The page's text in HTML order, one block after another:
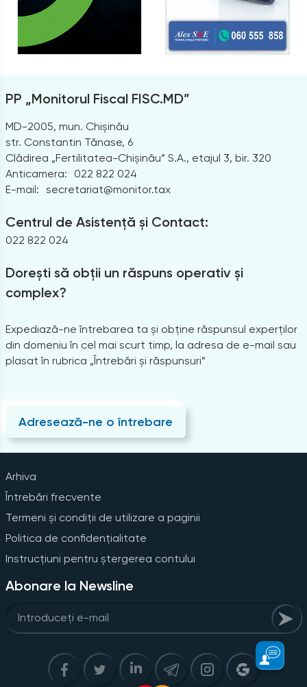
PP „Monitorul Fiscal FISC.MD”
MD-2005, mun. Chișinău
str. Constantin Tănase, 6
Clădirea „Fertilitatea-Chișinău” S.A., etajul 3, bir. 320
Anticamera:
022 822 024
E-mail: secretariat@monitor.tax
Centrul de Asistență și Contact:
022 822 024
Dorești să obții un răspuns operativ și
complex?
Expediază-ne întrebarea ta și obține răspunsul experților
din domeniu în cel mai scurt timp, la adresa de e-mail sau
plasat în rubrica „Întrebări și răspunsuri”
Adresează-ne o întrebare
Arhiva
Întrebări frecvente
Termeni și condiții de utilizare a paginii
Politica de confidențialitate
Instrucțiuni pentru ștergerea contului
Abonare la Newsline